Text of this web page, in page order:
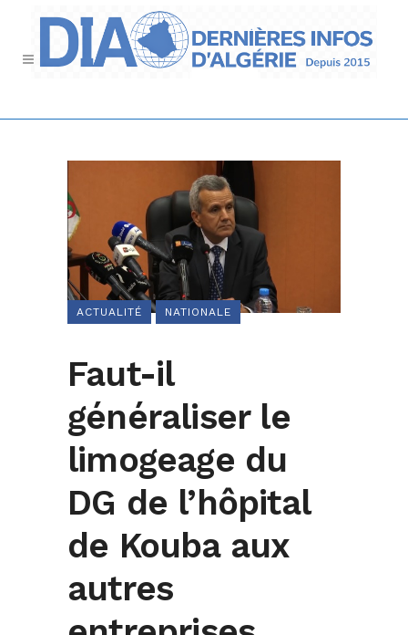
ACTUALITÉ NATIONALE
Faut-il
généraliser le
limogeage du
DG de l’hôpital
de Kouba aux
autres